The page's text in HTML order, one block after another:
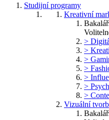
Studijní programy
Kreativní
>
>
>
>
>
>
>
Vizuální